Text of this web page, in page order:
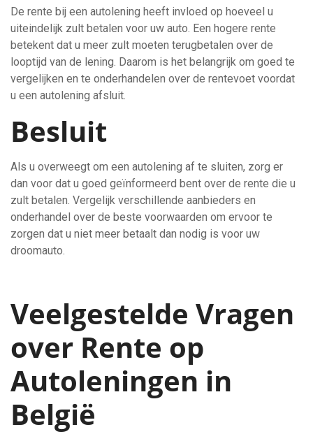
De rente bij een autolening heeft invloed op hoeveel u
uiteindelijk zult betalen voor uw auto. Een hogere rente
betekent dat u meer zult moeten terugbetalen over de
looptijd van de lening. Daarom is het belangrijk om goed te
vergelijken en te onderhandelen over de rentevoet voordat
u een autolening afsluit.
Besluit
Als u overweegt om een autolening af te sluiten, zorg er
dan voor dat u goed geïnformeerd bent over de rente die u
zult betalen. Vergelijk verschillende aanbieders en
onderhandel over de beste voorwaarden om ervoor te
zorgen dat u niet meer betaalt dan nodig is voor uw
droomauto.
Veelgestelde Vragen
over Rente op
Autoleningen in
België